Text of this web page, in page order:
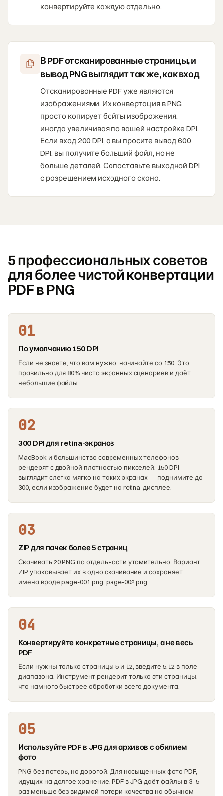
конвертируйте каждую отдельно.
В PDF отсканированные страницы, и
вывод PNG выглядит так же, как вход
Отсканированные PDF уже являются
изображениями. Их конвертация в PNG
просто копирует байты изображения,
иногда увеличивая по вашей настройке DPI.
Если вход 200 DPI, а вы просите вывод 600
DPI, вы получите больший файл, но не
больше деталей. Сопоставьте выходной DPI
с разрешением исходного скана.
5 профессиональных советов
для более чистой конвертации
PDF в PNG
01
По умолчанию 150 DPI
Если не знаете, что вам нужно, начинайте со 150. Это
правильно для 80% чисто экранных сценариев и даёт
небольшие файлы.
02
300 DPI для retina-экранов
MacBook и большинство современных телефонов
рендерят с двойной плотностью пикселей. 150 DPI
выглядит слегка мягко на таких экранах — поднимите до
300, если изображение будет на retina-дисплее.
03
ZIP для пачек более 5 страниц
Скачивать 20 PNG по отдельности утомительно. Вариант
ZIP упаковывает их в одно скачивание и сохраняет
имена вроде page-001.png, page-002.png.
04
Конвертируйте конкретные страницы, а не весь
PDF
Если нужны только страницы 5 и 12, введите 5,12 в поле
диапазона. Инструмент рендерит только эти страницы,
что намного быстрее обработки всего документа.
05
Используйте PDF в JPG для архивов с обилием
фото
PNG без потерь, но дорогой. Для насыщенных фото PDF,
идущих на долгое хранение, PDF в JPG даёт файлы в 3–5
раз меньше без видимой потери качества на обычном